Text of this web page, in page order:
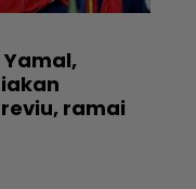
Yamal,
ramai